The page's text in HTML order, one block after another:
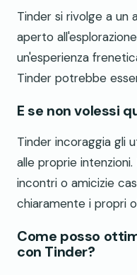
Tinder si rivolge a un
aperto
un'esperienza
Tinder potrebbe
E se non volessi
Tinder incoraggia gli
alle proprie
incontri o amicizie
chiaramente i propri
Come posso
con Tinder?